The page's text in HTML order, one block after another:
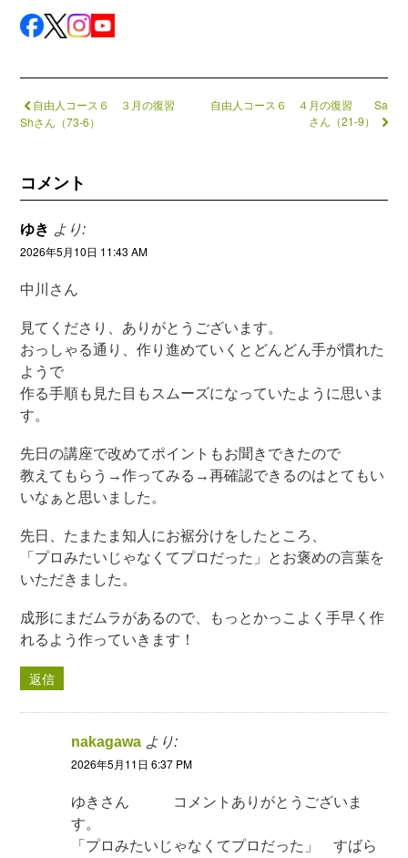
自由人コース６ ３月の復習
Shさん（73-6）
自由人コース６ ４月の復習 Sa
さん（21-9）
コメント
ゆき より:
2026年5月10日 11:43 AM
中川さん
見てくださり、ありがとうございます。
おっしゃる通り、作り進めていくとどんどん手が慣れた
ようで
作る手順も見た目もスムーズになっていたように思いま
す。
先日の講座で改めてポイントもお聞きできたので
教えてもらう→作ってみる→再確認できるのはとてもい
いなぁと思いました。
先日、たまたま知人にお裾分けをしたところ、
「プロみたいじゃなくてプロだった」とお褒めの言葉を
いただきました。
成形にまだムラがあるので、もっとかっこよく手早く作
れるよう作っていきます！
返信
nakagawa より:
2026年5月11日 6:37 PM
ゆきさん コメントありがとうございま
す。
「プロみたいじゃなくてプロだった」 すばら